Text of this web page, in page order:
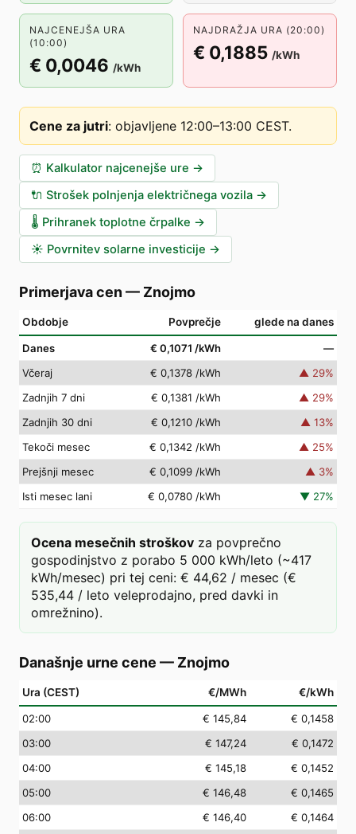
NAJCENEJŠA URA
(10:00)
€ 0,0046 /kWh
NAJDRAŽJA URA (20:00)
€ 0,1885 /kWh
Cene za jutri: objavljene 12:00–13:00 CEST.
⏰ Kalkulator najcenejše ure →
🔌 Strošek polnjenja električnega vozila →
🌡️ Prihranek toplotne črpalke →
☀️ Povrnitev solarne investicije →
Primerjava cen — Znojmo
Obdobje Povprečje glede na danes
Danes € 0,1071 /kWh
—
Včeraj
€ 0,1378 /kWh ▲ 29%
Zadnjih 7 dni
€ 0,1381 /kWh ▲ 29%
Zadnjih 30 dni
€ 0,1210 /kWh ▲ 13%
Tekoči mesec
€ 0,1342 /kWh ▲ 25%
Prejšnji mesec
€ 0,1099 /kWh ▲ 3%
Isti mesec lani
€ 0,0780 /kWh ▼ 27%
Ocena mesečnih stroškov za povprečno
gospodinjstvo z porabo 5 000 kWh/leto (~417
kWh/mesec) pri tej ceni: € 44,62 / mesec (€
535,44 / leto veleprodajno, pred davki in
omrežnino).
Današnje urne cene — Znojmo
Ura (CEST) €/MWh €/kWh
02:00 € 145,84
€ 0,1458
03:00 € 147,24
€ 0,1472
04:00 € 145,18
€ 0,1452
05:00 € 146,48
€ 0,1465
06:00 € 146,40
€ 0,1464